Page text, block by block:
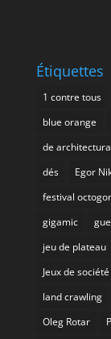
Étiquettes
1 contre tous
blue orange
de
dés
Egor
festival
gigamic
jeu de plateau
Jeux de société
land crawling
Oleg Rotar